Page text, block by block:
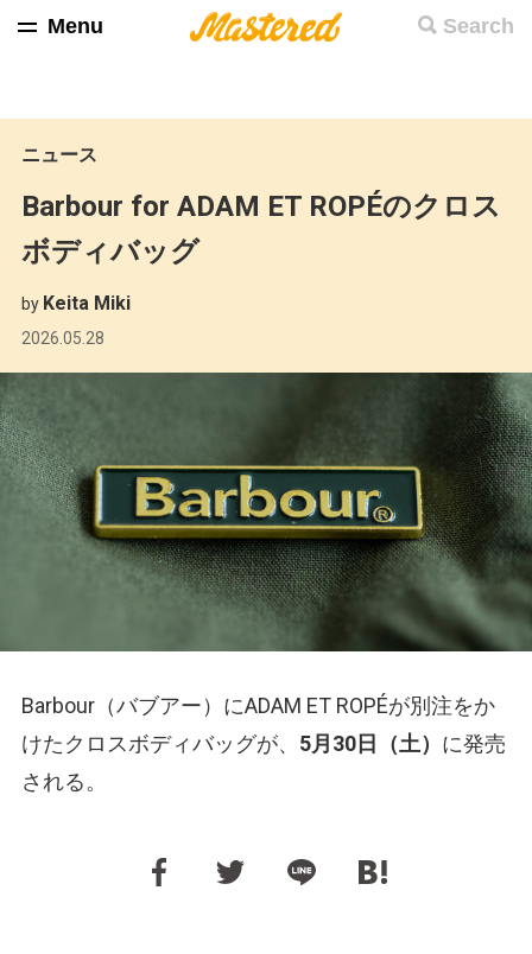
Search
Menu
ニュース
Barbour for ADAM ET ROPÉのクロス
ボディバッグ
by Keita Miki
2026.05.28
Barbour（バブアー）にADAM ET ROPÉが別注をか
けたクロスボディバッグが、 5月30日（土） に発売
される。